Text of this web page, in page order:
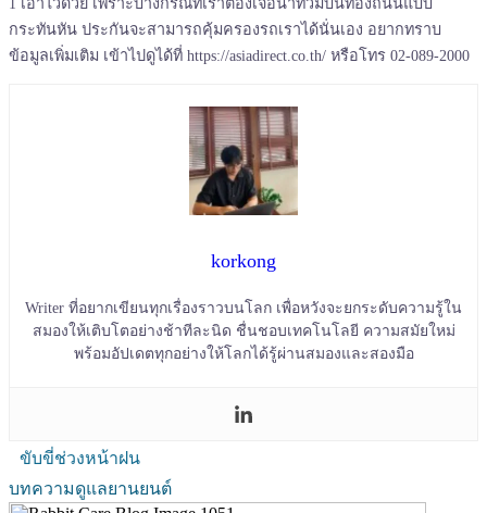
กระทันหัน ประกันจะสามารถคุ้มครองรถเราได้นั่นเอง อยากทราบ
ข้อมูลเพิ่มเติม เข้าไปดูได้ที่ https://asiadirect.co.th/ หรือโทร 02-089-2000
korkong
Writer ที่อยากเขียนทุกเรื่องราวบนโลก เพื่อหวังจะยกระดับความรู้ใน
สมองให้เติบโตอย่างช้าทีละนิด ชื่นชอบเทคโนโลยี ความสมัยใหม่
พร้อมอัปเดตทุกอย่างให้โลกได้รู้ผ่านสมองและสองมือ
ขับขี่ช่วงหน้าฝน
บทความดูแลยานยนต์